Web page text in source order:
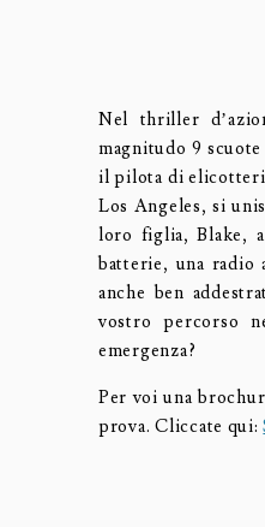
Nel thriller
magnitudo 9
il pilota di elicotteri
Los Angeles, si
loro figlia, Blake,
batterie, una radio
anche ben
vostro percorso
emergenza?
Per voi una
prova. Cliccate qui: